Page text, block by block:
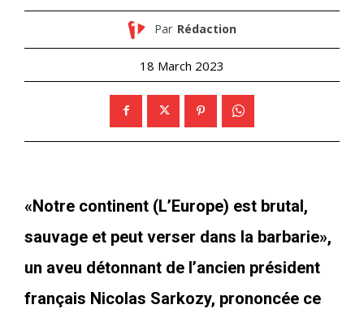
Par Rédaction
18 March 2023
«Notre continent (L’Europe) est brutal,
sauvage et peut verser dans la barbarie»,
un aveu détonnant de l’ancien président
français Nicolas Sarkozy, prononcée ce